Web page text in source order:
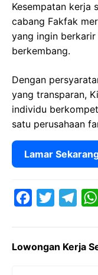
Kesempatan kerja
cabang Fakfak
yang ingin
berkembang.
Dengan
yang transparan,
individu
satu perusahaan
Lamar
e
t
e
Lowongan Kerja